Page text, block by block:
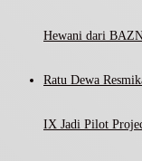
Hewani dari
Ratu Dewa
IX Jadi Pilot